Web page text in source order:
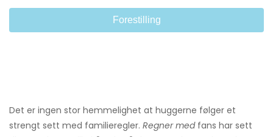
Forestilling
Det er ingen stor hemmelighet at huggerne følger et
strengt sett med familieregler. Regner med fans har sett